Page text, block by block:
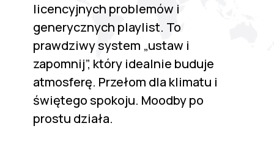
licencyjnych problemów i
generycznych playlist. To
prawdziwy system „ustaw i
zapomnij”, który idealnie buduje
atmosferę. Przełom dla klimatu i
świętego spokoju. Moodby po
prostu działa.